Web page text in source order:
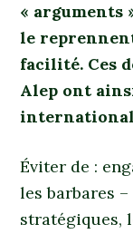
« arguments
le
facilité. Ces
Alep ont
Éviter de :
les barbares
stratégiques,